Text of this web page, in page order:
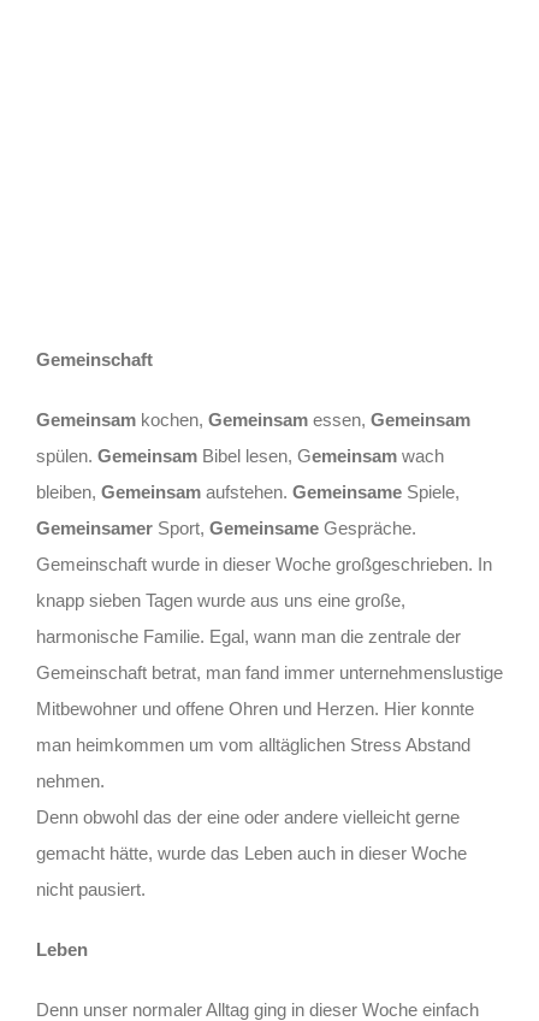
Gemeinschaft
Gemeinsamkochen, Gemeinsamessen, Gemeinsam
spülen. GemeinsamBibel lesen, Gemeinsamwach
bleiben, Gemeinsamaufstehen. GemeinsameSpiele,
GemeinsamerSport, GemeinsameGespräche.
Gemeinschaft wurde in dieser Woche großgeschrieben. In
knapp sieben Tagen wurde aus uns eine große,
harmonische Familie. Egal, wann man die zentrale der
Gemeinschaft betrat, man fand immer unternehmenslustige
Mitbewohner und offene Ohren und Herzen. Hier konnte
man heimkommen um vom alltäglichen Stress Abstand
nehmen.
Denn obwohl das der eine oder andere vielleicht gerne
gemacht hätte, wurde das Leben auch in dieser Woche
nicht pausiert.
Leben
Denn unser normaler Alltag ging in dieser Woche einfach